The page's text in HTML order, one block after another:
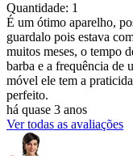
Quantidade: 1
É um ótimo aparelho,
guardalo pois estava
muitos meses, o tempo
barba e a frequência de
móvel ele tem a
perfeito.
há quase 3 anos
Ver todas as avaliações